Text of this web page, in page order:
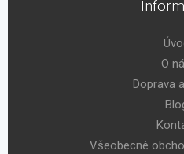
O
Doprava
Všeobecné